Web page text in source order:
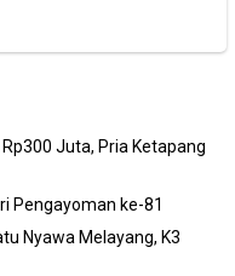
Juta, Pria Ketapang
Pengayoman ke-81
Nyawa Melayang, K3